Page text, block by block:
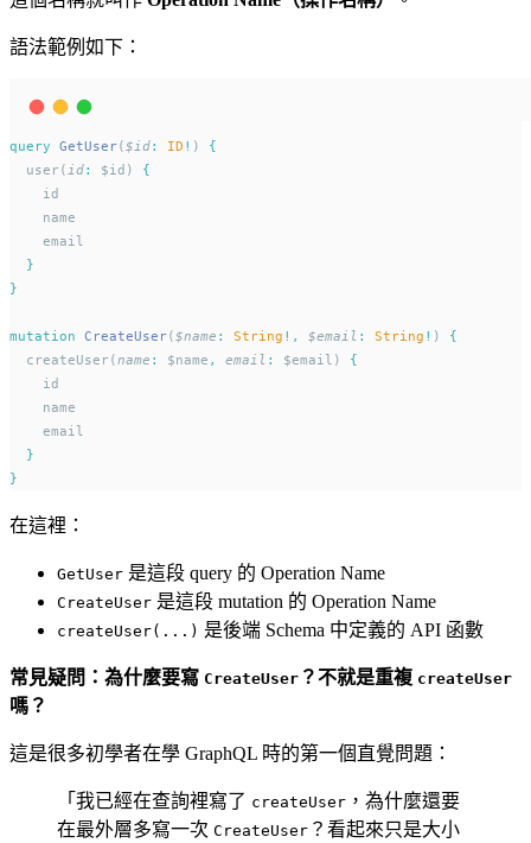
語法範例如下：
query GetUser($id: ID ! ) {
  user(
id: $id) {
    id
    name
    email
}
}
mutation CreateUser($name : String !, $email : String ! ) {
  createUser(
name : $name , email : $email) {
    id
    name
    email
}
}
在這裡：
GetUser 是這段 query 的 Operation Name
CreateUser 是這段 mutation 的 Operation Name
createUser(...) 是後端 Schema 中定義的 API 函數
常見疑問：為什麼要寫 CreateUser ？不就是重複 createUser
嗎？
這是很多初學者在學 GraphQL 時的第一個直覺問題：
「我已經在查詢裡寫了 createUser ，為什麼還要
在最外層多寫一次 CreateUser ？看起來只是大小